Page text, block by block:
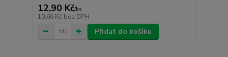
12,90 Kč/ks
10,66 Kč bez DPH
Přidat do košíku